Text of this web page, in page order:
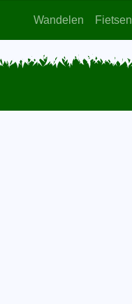
Wandelen Fietsen